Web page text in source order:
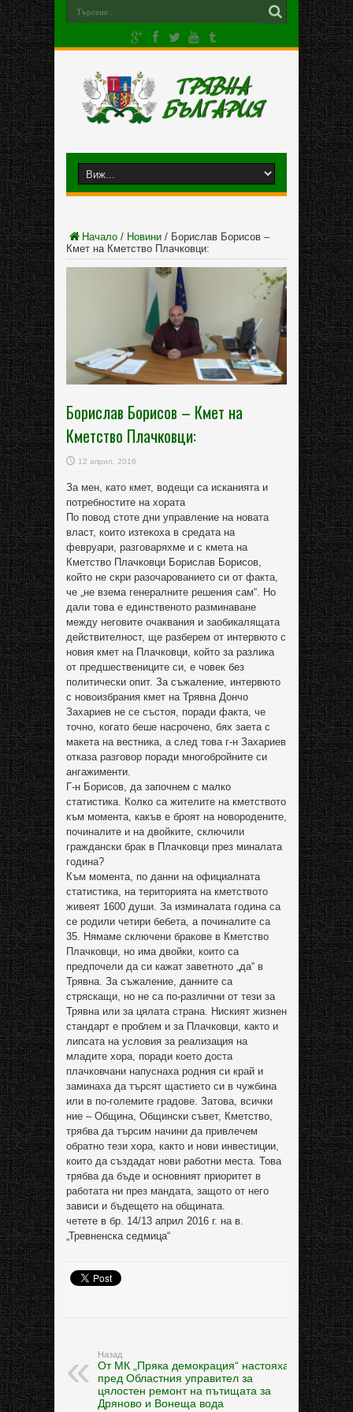
Начало / Новини / Борислав Борисов –
Кмет на Кметство Плачковци:
Борислав Борисов – Кмет на
Кметство Плачковци:
12 април, 2016
За мен, като кмет, водещи са исканията и
потребностите на хората
По повод стоте дни управление на новата
власт, които изтекоха в средата на
февруари, разговаряхме и с кмета на
Кметство Плачковци Борислав Борисов,
който не скри разочарованието си от факта,
че „не взема генералните решения сам“. Но
дали това е единственото разминаване
между неговите очаквания и заобикалящата
действителност, ще разберем от интервюто с
новия кмет на Плачковци, който за разлика
от предшествениците си, е човек без
политически опит. За съжаление, интервюто
с новоизбрания кмет на Трявна Дончо
Захариев не се състоя, поради факта, че
точно, когато беше насрочено, бях заета с
макета на вестника, а след това г-н Захариев
отказа разговор поради многобройните си
ангажименти.
Г-н Борисов, да започнем с малко
статистика. Колко са жителите на кметството
към момента, какъв е броят на новородените,
починалите и на двойките, сключили
граждански брак в Плачковци през миналата
година?
Към момента, по данни на официалната
статистика, на територията на кметството
живеят 1600 души. За изминалата година са
се родили четири бебета, а починалите са
35. Нямаме сключени бракове в Кметство
Плачковци, но има двойки, които са
предпочели да си кажат заветното „да“ в
Трявна. За съжаление, данните са
стряскащи, но не са по-различни от тези за
Трявна или за цялата страна. Ниският жизнен
стандарт е проблем и за Плачковци, както и
липсата на условия за реализация на
младите хора, поради което доста
плачковчани напуснаха родния си край и
заминаха да търсят щастието си в чужбина
или в по-големите градове. Затова, всички
ние – Община, Общински съвет, Кметство,
трябва да търсим начини да привлечем
обратно тези хора, както и нови инвестиции,
които да създадат нови работни места. Това
трябва да бъде и основният приоритет в
работата ни през мандата, защото от него
зависи и бъдещето на общината.
четете в бр. 14/13 април 2016 г. на в.
„Тревненска седмица“
Назад
От МК „Пряка демокрация“ настояха
пред Областния управител за
цялостен ремонт на пътищата за
Дряново и Вонеща вода